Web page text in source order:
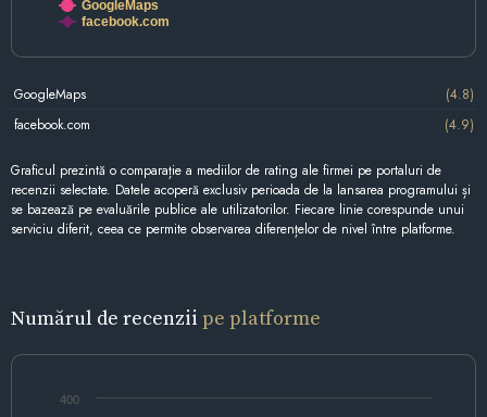
GoogleMaps
facebook.com
GoogleMaps
(4.8)
facebook.com
(4.9)
Graficul prezintă o comparație a mediilor de rating ale firmei pe portaluri de
recenzii selectate. Datele acoperă exclusiv perioada de la lansarea programului și
se bazează pe evaluările publice ale utilizatorilor. Fiecare linie corespunde unui
serviciu diferit, ceea ce permite observarea diferențelor de nivel între platforme.
Numărul de recenzii pe platforme
400